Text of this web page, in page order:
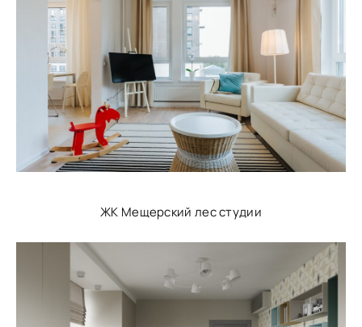
ЖК Мещерский лес студии